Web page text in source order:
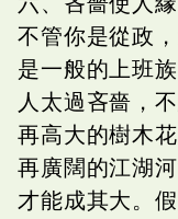
不管你是從政
是一般的上班
人太過吝嗇，
再高大的樹木
再廣闊的江湖
才能成其大。